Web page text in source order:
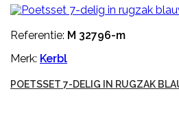
Referentie: M 32796-m
Merk: Kerbl
POETSSET 7-DELIG IN RUGZAK